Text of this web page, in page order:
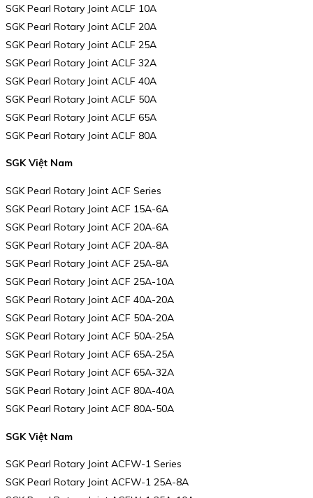
SGK Pearl Rotary Joint ACLF 10A
SGK Pearl Rotary Joint ACLF 20A
SGK Pearl Rotary Joint ACLF 25A
SGK Pearl Rotary Joint ACLF 32A
SGK Pearl Rotary Joint ACLF 40A
SGK Pearl Rotary Joint ACLF 50A
SGK Pearl Rotary Joint ACLF 65A
SGK Pearl Rotary Joint ACLF 80A
SGK Việt Nam
SGK Pearl Rotary Joint ACF Series
SGK Pearl Rotary Joint ACF 15A-6A
SGK Pearl Rotary Joint ACF 20A-6A
SGK Pearl Rotary Joint ACF 20A-8A
SGK Pearl Rotary Joint ACF 25A-8A
SGK Pearl Rotary Joint ACF 25A-10A
SGK Pearl Rotary Joint ACF 40A-20A
SGK Pearl Rotary Joint ACF 50A-20A
SGK Pearl Rotary Joint ACF 50A-25A
SGK Pearl Rotary Joint ACF 65A-25A
SGK Pearl Rotary Joint ACF 65A-32A
SGK Pearl Rotary Joint ACF 80A-40A
SGK Pearl Rotary Joint ACF 80A-50A
SGK Việt Nam
SGK Pearl Rotary Joint ACFW-1 Series
SGK Pearl Rotary Joint ACFW-1 25A-8A